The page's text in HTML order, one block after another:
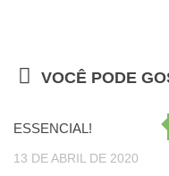
VOCÊ PODE
ESSENCIAL!
13 DE ABRIL DE 2020